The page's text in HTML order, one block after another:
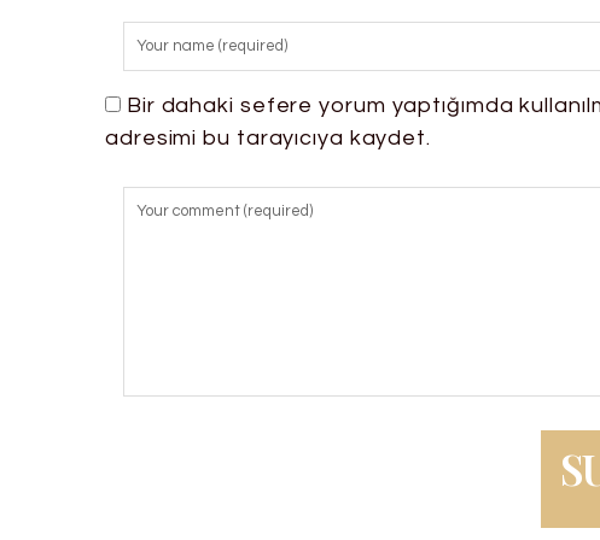
Bir dahaki sefere yorum yaptığımda
adresimi bu tarayıcıya kaydet.